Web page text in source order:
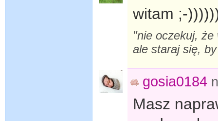
witam ;-
"nie oczekuj,
ale staraj się,
gosia0184
Masz